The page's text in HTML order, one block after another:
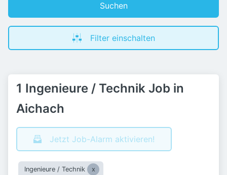
Suchen
Filter einschalten
1 Ingenieure / Technik Job in
Aichach
Jetzt Job-Alarm aktivieren!
Ingenieure / Technik